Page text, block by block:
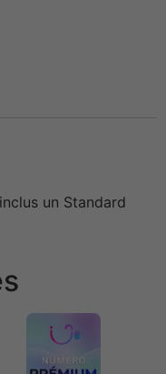
un Standard